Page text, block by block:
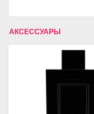
АКСЕССУАРЫ